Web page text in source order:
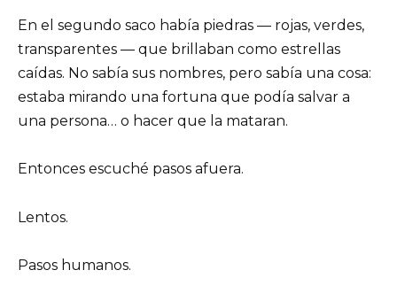
En el segundo saco había piedras — rojas, verdes,
transparentes — que brillaban como estrellas
caídas. No sabía sus nombres, pero sabía una cosa:
estaba mirando una fortuna que podía salvar a
una persona… o hacer que la mataran.
Entonces escuché pasos afuera.
Lentos.
Pasos humanos.